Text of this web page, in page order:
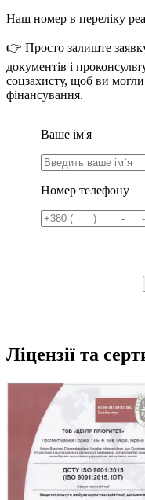
Наш номер в переліку
👉 Просто залиште
документів і
соцзахисту, щоб ви
фінансування.
Ваше ім'я
Номер телефону
Ліцензії та